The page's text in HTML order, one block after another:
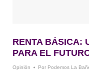
RENTA BÁSICA:
PARA EL
Opinión Por Podemos La